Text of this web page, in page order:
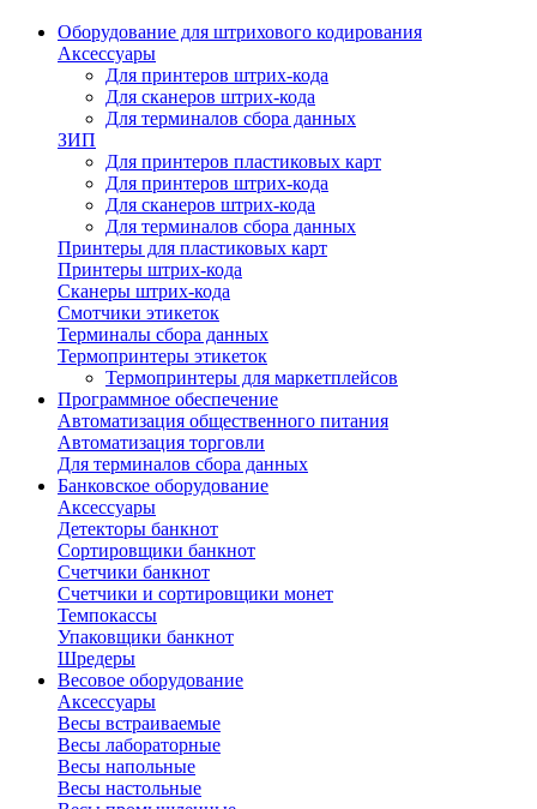
Оборудование для штрихового кодирования
Аксессуары
Для принтеров штрих-кода
Для сканеров штрих-кода
Для терминалов сбора данных
ЗИП
Для принтеров пластиковых карт
Для принтеров штрих-кода
Для сканеров штрих-кода
Для терминалов сбора данных
Принтеры для пластиковых карт
Принтеры штрих-кода
Сканеры штрих-кода
Смотчики этикеток
Терминалы сбора данных
Термопринтеры этикеток
Термопринтеры для маркетплейсов
Программное обеспечение
Автоматизация общественного питания
Автоматизация торговли
Для терминалов сбора данных
Банковское оборудование
Аксессуары
Детекторы банкнот
Сортировщики банкнот
Счетчики банкнот
Счетчики и сортировщики монет
Темпокассы
Упаковщики банкнот
Шредеры
Весовое оборудование
Аксессуары
Весы встраиваемые
Весы лабораторные
Весы напольные
Весы настольные